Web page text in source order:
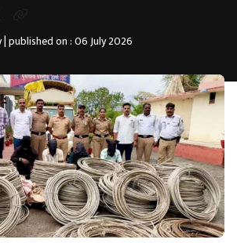
published on : 06 July 2026